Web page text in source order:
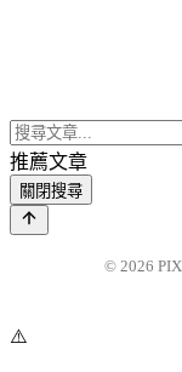
推薦文章
關閉搜尋
© 2026
⚠️